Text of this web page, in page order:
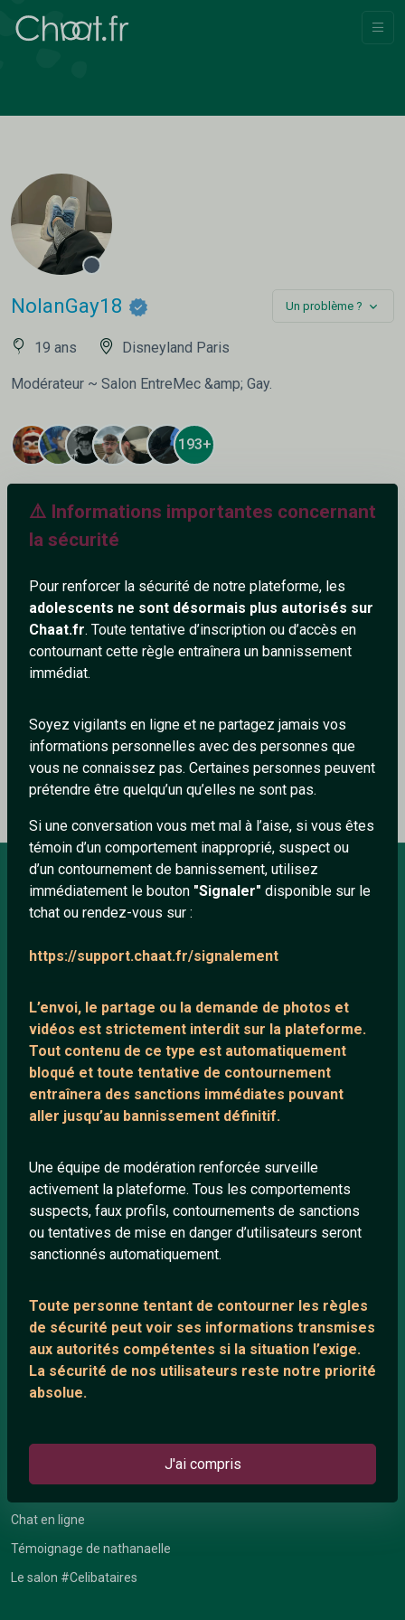
⚠️ Informations importantes concernant
la sécurité
Pour renforcer la sécurité de notre plateforme, les
adolescents ne sont désormais plus autorisés sur
Chaat.fr. Toute tentative d’inscription ou d’accès en
contournant cette règle entraînera un bannissement
immédiat.
Soyez vigilants en ligne et ne partagez jamais vos
informations personnelles avec des personnes que
vous ne connaissez pas. Certaines personnes peuvent
prétendre être quelqu’un qu’elles ne sont pas.
Si une conversation vous met mal à l’aise, si vous êtes
témoin d’un comportement inapproprié, suspect ou
d’un contournement de bannissement, utilisez
immédiatement le bouton "Signaler" disponible sur le
tchat ou rendez-vous sur :
https://support.chaat.fr/signalement
L’envoi, le partage ou la demande de photos et
vidéos est strictement interdit sur la plateforme.
Tout contenu de ce type est automatiquement
bloqué et toute tentative de contournement
entraînera des sanctions immédiates pouvant
aller jusqu’au bannissement définitif.
Une équipe de modération renforcée surveille
activement la plateforme. Tous les comportements
suspects, faux profils, contournements de sanctions
ou tentatives de mise en danger d’utilisateurs seront
sanctionnés automatiquement.
Toute personne tentant de contourner les règles
de sécurité peut voir ses informations transmises
aux autorités compétentes si la situation l’exige.
La sécurité de nos utilisateurs reste notre priorité
absolue.
J'ai compris
NolanGay18 Un problème ?
19 ans Disneyland Paris
Modérateur ~ Salon EntreMec &amp; Gay.
193+
Ajouter un commentaire (1)
Lechatnoir 24/5/2026
trop beau le petit poussin
2
Répondre
À PROPOS
Mentions légales
Protection mineurs
Blog
Communauté
Quotes
Playlists YouTube
ANNEXE
Network IRC
Support IRC
Chat en ligne
Témoignage de nathanaelle
Le salon #Celibataires